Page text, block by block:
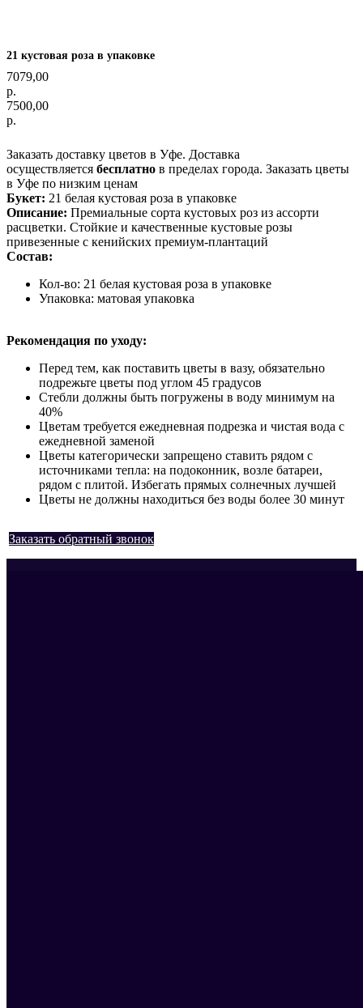
21 кустовая роза в упаковке
7079,00
р.
7500,00
р.
Заказать доставку цветов в Уфе. Доставка
осуществляется бесплатно в пределах города. Заказать цветы
в Уфе по низким ценам
Букет: 21 белая кустовая роза в упаковке
Описание: Премиальные сорта кустовых роз из ассорти
расцветки. Стойкие и качественные кустовые розы
привезенные с кенийских премиум-плантаций
Состав:
Кол-во: 21 белая кустовая роза в упаковке
Упаковка: матовая упаковка
Рекомендация по уходу:
Перед тем, как поставить цветы в вазу, обязательно
подрежьте цветы под углом 45 градусов
Стебли должны быть погружены в воду минимум на
40%
Цветам требуется ежедневная подрезка и чистая вода с
ежедневной заменой
Цветы категорически запрещено ставить рядом с
источниками тепла: на подоконник, возле батареи,
рядом с плитой. Избегать прямых солнечных лучшей
Цветы не должны находиться без воды более 30 минут
Заказать обратный звонок